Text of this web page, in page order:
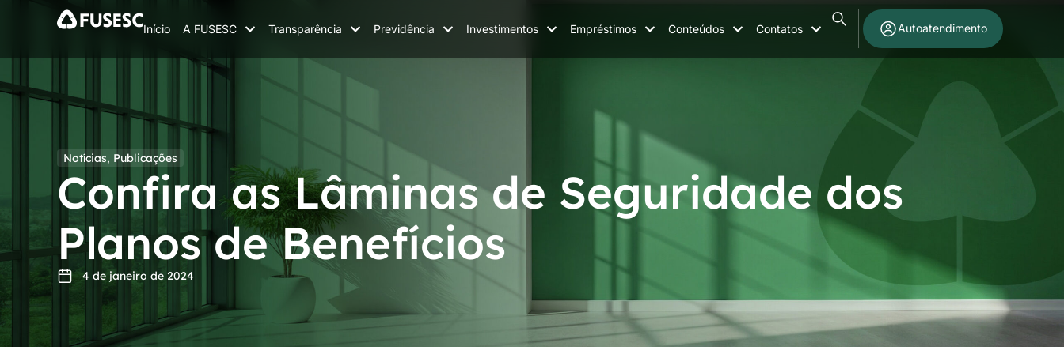
Início A FUSESC Transparência Previdência Investimentos Empréstimos Conteúdos Contatos Autoatendimento
Notícias, Publicações
Confira as Lâminas de Seguridade dos
Planos de Benefícios
4 de janeiro de 2024